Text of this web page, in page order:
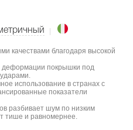
качествами благодаря высокой
деформации покрышки под
использование в странах с
показатели
разбивает шум по низким
тише и равномернее.